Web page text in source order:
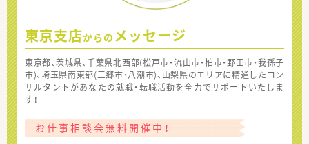
東京支店からの メッセージ
東京都、茨城県、千葉県北西部(松戸市・流山市・柏市・野田市・我孫子
市)、埼玉県南東部(三郷市・八潮市)、山梨県のエリアに精通したコン
サルタントがあなたの就職・転職活動を全力でサポートいたしま
す！
お仕事相談会無料開催中！